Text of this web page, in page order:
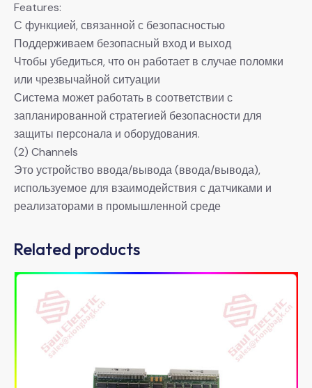
Features:
С функцией, связанной с безопасностью
Поддерживаем безопасный вход и выход
Чтобы убедиться, что он работает в случае поломки
или чрезвычайной ситуации
Система может работать в соответствии с
запланированной стратегией безопасности для
защиты персонала и оборудования.
(2) Channels
Это устройство ввода/вывода (ввода/вывода),
используемое для взаимодействия с датчиками и
реализаторами в промышленной среде
Related products